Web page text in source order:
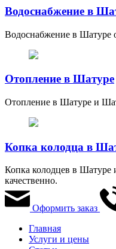
Водоснабжение в
Водоснабжение в Шатуре
Отопление в Шатуре
Отопление в Шатуре и
Копка колодца в
Копка колодцев в Шатуре
качественно.
Оформить заказ
Главная
Услуги и цены